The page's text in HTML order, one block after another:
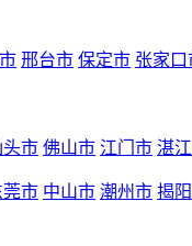
邢台市 保定市 张家口
头市 佛山市 江门市 湛
莞市 中山市 潮州市 揭